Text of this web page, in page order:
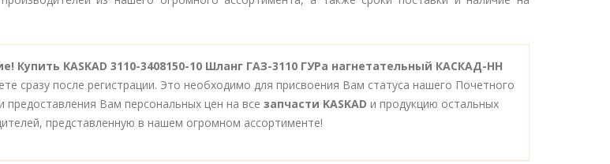
Купить KASKAD 3110-3408150-10 Шланг ГАЗ-3110 ГУРа нагнетательный КАСКАД-НН
сразу после регистрации. Это необходимо для присвоения Вам статуса нашего Почетного
предоставления Вам персональных цен на все запчасти KASKAD и продукцию остальных
представленную в нашем огромном ассортименте!